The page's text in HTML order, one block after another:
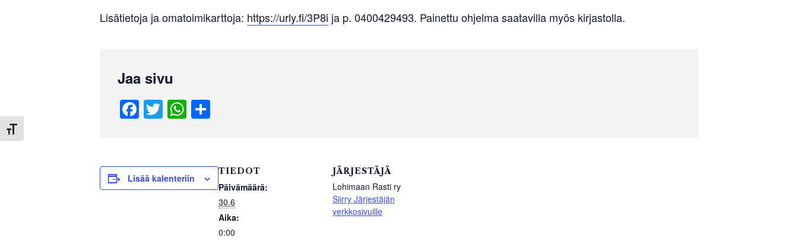
Toggle Font size
Lisätietoja ja omatoimikarttoja: https://urly.fi/3P8i ja p. 0400429493. Painettu ohjelma saatavilla myös kirjastolla.
Jaa sivu
F
a
e
b
T
wi
er
W
h
s
A
e
Lisää kalenteriin
TIEDOT
Päivämäärä:
30.6
Aika:
0:00
JÄRJESTÄJÄ
Lohimaan Rasti ry
Siirry Järjestäjän
verkkosivuille